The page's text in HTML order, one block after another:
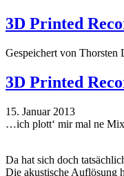
3D Printed
Gespeichert von Thorsten
3D Printed
15. Januar 2013
…ich plott‘ mir mal ne
Da hat sich doch
Die akustische Auflösung